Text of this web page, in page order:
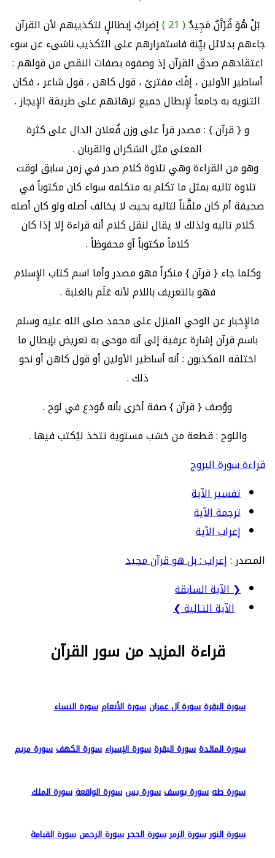
بَلْ هُوَ قُرْآَنٌ مَجِيدٌ( 21 )
إضرابُ إبطاللٍ لتكذيبهم لأن القرآن
جاءهم بدلائل بيِّنة فاستمرارهم على التكذيب ناشىء عن سوء
اعتقادهم صدقَ القرآن إذ وصفوه بصفات النقص من قولهم :
أساطير الأولين ، إفْك مفترىً ، قول كاهن ، قول شاعر ، فكان
التنويه به جامعاً لإِبطال جميع ترهاتهم على طريقة الإِيجاز .
و { قرآن } : مصدر قرأ على وزن فُعلان الدال على كثرة
المعنى مثل الشكران والقربان .
وهو من القراءة وهي تلاوة كلام صدر في زمن سابق لوقت
تلاوة تاليه بمثل ما تكلم به متكلمه سواء كان مكتوباً في
صحيفة أم كان ملقَّناً لتاليه بحيث لا يخالف أصله ولو كان أصله
كلام تاليه ولذلك لا يقال لنقل كلام أنه قراءة إلا إذا كان
كلاماً مكتوباً أو محفوظاً .
وكلما جاء { قرآن } منكراً فهو مصدر وأما اسم كتاب الإِسلام
فهو بالتعريف باللام لأنه عَلَم بالغلبة .
فالإِخبار عن الوحي المنزل على محمد صلى الله عليه وسلم
باسم قرآن إشارة عرفية إلى أنه موحى به تعريض بإبطال ما
اختلقه المكذبون : أنه أساطير الأولين أو قول كاهن أو نحو
ذلك .
ووُصف { قرآن } صفة أخرى بأنه مُودع في لوح .
واللوح : قطعة من خشب مستوية تتخذ ليُكتب فيها .
قراءة سورة البروج
تفسير الآية
ترجمة الآية
إعراب الآية
المصدر :إعراب : بل هو قرآن مجيد
❮ الآية السابقة
الآية التـالية ❯
قراءة المزيد من سور القرآن
سورة البقرة سورة آل عمران سورة الأنعام سورة النساء
سورة المائدة سورة البقرة سورة الإسراء سورة الكهف سورة مريم
سورة طه سورة يوسف سورة يس سورة الواقعة سورة الملك
سورة النور سورة الزمر سورة الحجر سورة الرحمن سورة القيامة